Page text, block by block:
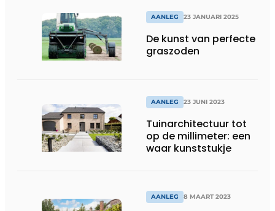
AANLEG 23 JANUARI 2025
De kunst van perfecte
graszoden
AANLEG 23 JUNI 2023
Tuinarchitectuur tot
op de millimeter: een
waar kunststukje
AANLEG 8 MAART 2023